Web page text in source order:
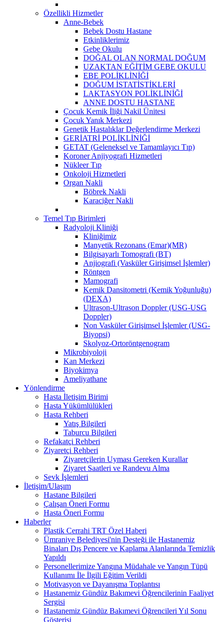
Özellikli Hizmetler
Anne-Bebek
Bebek Dostu Hastane
Etkinliklerimiz
Gebe Okulu
DOĞAL OLAN NORMAL DOĞUM
UZAKTAN EĞİTİM GEBE OKULU
EBE POLİKLİNİĞİ
DOĞUM İSTATİSTİKLERİ
LAKTASYON POLİKLİNİĞİ
ANNE DOSTU HASTANE
Çocuk Kemik İliği Nakil Ünitesi
Çocuk Yanık Merkezi
Genetik Hastalıklar Değerlendirme Merkezi
GERİATRİ POLİKLİNİĞİ
GETAT (Geleneksel ve Tamamlayıcı Tıp)
Koroner Anjiyografi Hizmetleri
Nükleer Tıp
Onkoloji Hizmetleri
Organ Nakli
Böbrek Nakli
Karaciğer Nakli
Temel Tıp Birimleri
Radyoloji Kliniği
Kliniğimiz
Manyetik Rezonans (Emar)(MR)
Bilgisayarlı Tomografi (BT)
Anjiografi (Vasküler Girişimsel İşlemler)
Röntgen
Mamografi
Kemik Dansitometri (Kemik Yoğunluğu)
(DEXA)
Ultrason-Ultrason Doppler (USG-USG
Doppler)
Non Vasküler Girişimsel İşlemler (USG-
Biyopsi)
Skolyoz-Ortoröntgenogram
Mikrobiyoloji
Kan Merkezi
Biyokimya
Ameliyathane
Yönlendirme
Hasta İletişim Birimi
Hasta Yükümlülükleri
Hasta Rehberi
Yatış Bilgileri
Taburcu Bilgileri
Refakatçi Rehberi
Ziyaretçi Rehberi
Ziyaretçilerin Uyması Gereken Kurallar
Ziyaret Saatleri ve Randevu Alma
Sevk İşlemleri
İletişim/Ulaşım
Hastane Bilgileri
Çalışan Öneri Formu
Hasta Öneri Formu
Haberler
Plastik Cerrahi TRT Özel Haberi
Ümraniye Belediyesi'nin Desteği ile Hastanemiz
Binaları Dış Pencere ve Kaplama Alanlarında Temizlik
Yapıldı
Personellerimize Yangına Müdahale ve Yangın Tüpü
Kullanımı İle İlgili Eğitim Verildi
Motivasyon ve Dayanışma Toplantısı
Hastanemiz Gündüz Bakımevi Öğrencilerinin Faaliyet
Sergisi
Hastanemiz Gündüz Bakımevi Öğrencileri Yıl Sonu
Gösterisi